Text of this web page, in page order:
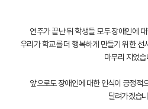
연주가 끝난 뒤 학생들 모두 장애인에
우리가 학교를 더 행복하게 만들기 위한
마무리 지었습
앞으로도 장애인에 대한 인식이 긍정적
달려가겠습